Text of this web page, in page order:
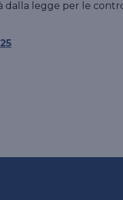
legge per le